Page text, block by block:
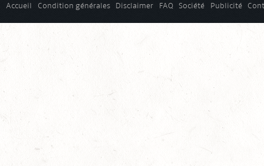
Accueil Condition générales Disclaimer FAQ Société Publicité